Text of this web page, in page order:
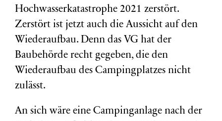
Hochwasserkatastrophe 2021 zerstört.
Zerstört ist jetzt auch die Aussicht auf den
Wiederaufbau. Denn das VG hat der
Baubehörde recht gegeben, die den
Wiederaufbau des Campingplatzes nicht
zulässt.
An sich wäre eine Campinganlage nach der